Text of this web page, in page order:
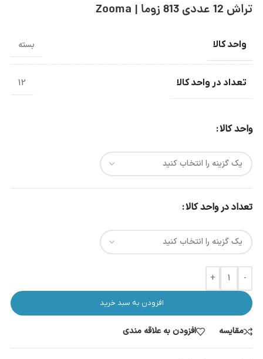
تراش 12 عددی 813 زوما | Zooma
واحد کالا بسته
تعداد در واحد کالا 12
واحد کالا
تعداد در واحد کالا
-
+
افزودن به سبد خرید
مقایسه افزودن به علاقه مندی